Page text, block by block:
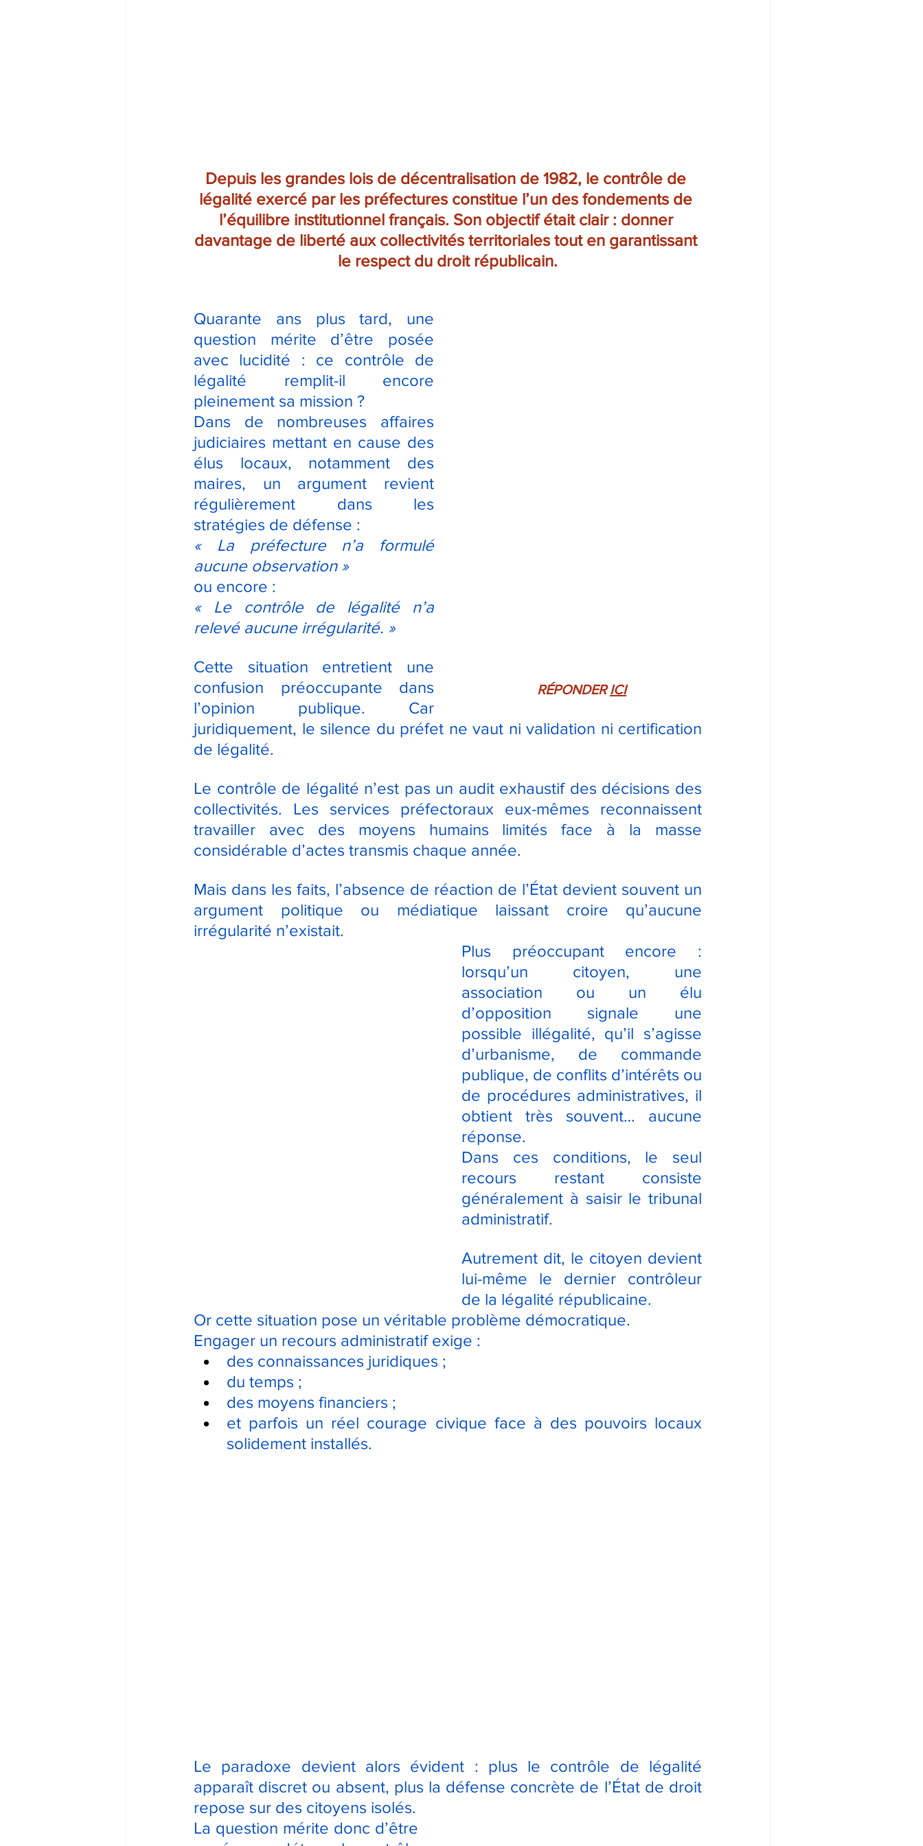
Depuis les grandes lois de décentralisation de 1982, le contrôle de
légalité exercé par les préfectures constitue l’un des fondements de
l’équilibre institutionnel français. Son objectif était clair : donner
davantage de liberté aux collectivités territoriales tout en garantissant
le respect du droit républicain.
RÉPONDER ICI
Quarante ans plus tard, une
question mérite d’être posée
avec lucidité : ce contrôle de
légalité remplit-il encore
pleinement sa mission ?
Dans de nombreuses affaires
judiciaires mettant en cause des
élus locaux, notamment des
maires, un argument revient
régulièrement dans les
stratégies de défense :
« La préfecture n’a formulé
aucune observation »
ou encore :
« Le contrôle de légalité n’a
relevé aucune irrégularité. »
Cette situation entretient une
confusion préoccupante dans
l’opinion publique. Car
juridiquement, le silence du préfet ne vaut ni validation ni certification
de légalité.
Le contrôle de légalité n’est pas un audit exhaustif des décisions des
collectivités. Les services préfectoraux eux-mêmes reconnaissent
travailler avec des moyens humains limités face à la masse
considérable d’actes transmis chaque année.
Mais dans les faits, l’absence de réaction de l’État devient souvent un
argument politique ou médiatique laissant croire qu’aucune
irrégularité n’existait.
Plus préoccupant encore :
lorsqu’un citoyen, une
association ou un élu
d’opposition signale une
possible illégalité, qu’il s’agisse
d’urbanisme, de commande
publique, de conflits d’intérêts ou
de procédures administratives, il
obtient très souvent… aucune
réponse.
Dans ces conditions, le seul
recours restant consiste
généralement à saisir le tribunal
administratif.
Autrement dit, le citoyen devient
lui-même le dernier contrôleur
de la légalité républicaine.
Or cette situation pose un véritable problème démocratique.
Engager un recours administratif exige :
des connaissances juridiques ;
du temps ;
des moyens financiers ;
et parfois un réel courage civique face à des pouvoirs locaux
solidement installés.
Le paradoxe devient alors évident : plus le contrôle de légalité
apparaît discret ou absent, plus la défense concrète de l’État de droit
repose sur des citoyens isolés.
La question mérite donc d’être